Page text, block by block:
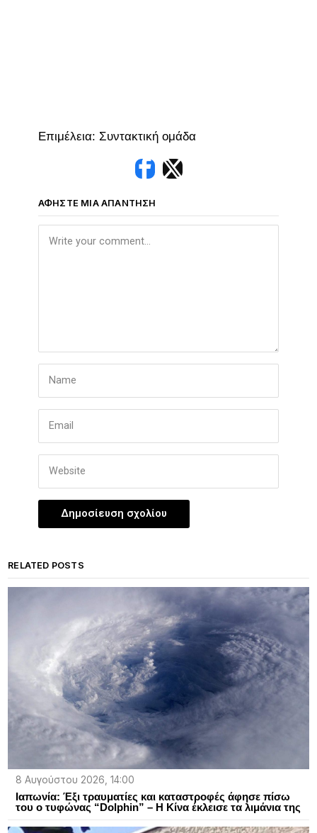
Επιμέλεια: Συντακτική ομάδα
ΑΦΉΣΤΕ ΜΙΑ ΑΠΆΝΤΗΣΗ
RELATED POSTS
8 Αυγούστου 2026, 14:00
Ιαπωνία: Έξι τραυματίες και καταστροφές άφησε πίσω
του ο τυφώνας “Dolphin” – Η Κίνα έκλεισε τα λιμάνια της